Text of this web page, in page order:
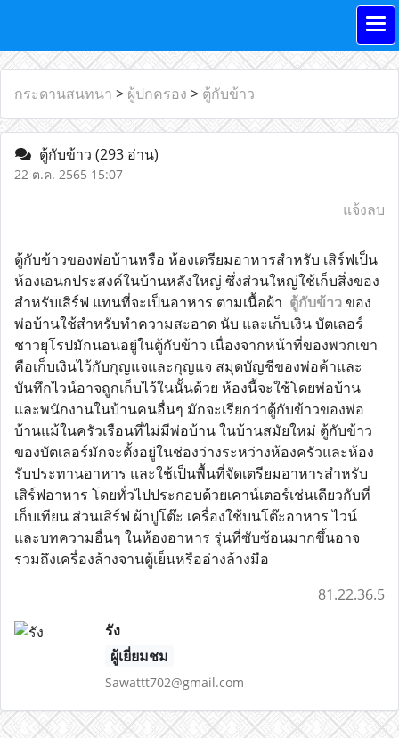
กระดานสนทนา > ผู้ปกครอง > ตู้กับข้าว
ตู้กับข้าว (293 อ่าน)
22 ต.ค. 2565 15:07
แจ้งลบ
ตู้กับข้าวของพ่อบ้านหรือ ห้องเตรียมอาหารสำหรับ เสิร์ฟเป็น
ห้องเอนกประสงค์ในบ้านหลังใหญ่ ซึ่งส่วนใหญ่ใช้เก็บสิ่งของ
สำหรับเสิร์ฟ แทนที่จะเป็นอาหาร ตามเนื้อผ้า ตู้กับข้าว ของ
พ่อบ้านใช้สำหรับทำความสะอาด นับ และเก็บเงิน บัตเลอร์
ชาวยุโรปมักนอนอยู่ในตู้กับข้าว เนื่องจากหน้าที่ของพวกเขา
คือเก็บเงินไว้กับกุญแจและกุญแจ สมุดบัญชีของพ่อค้าและ
บันทึกไวน์อาจถูกเก็บไว้ในนั้นด้วย ห้องนี้จะใช้โดยพ่อบ้าน
และพนักงานในบ้านคนอื่นๆ มักจะเรียกว่าตู้กับข้าวของพ่อ
บ้านแม้ในครัวเรือนที่ไม่มีพ่อบ้าน ในบ้านสมัยใหม่ ตู้กับข้าว
ของบัตเลอร์มักจะตั้งอยู่ในช่องว่างระหว่างห้องครัวและห้อง
รับประทานอาหาร และใช้เป็นพื้นที่จัดเตรียมอาหารสำหรับ
เสิร์ฟอาหาร โดยทั่วไปประกอบด้วยเคาน์เตอร์เช่นเดียวกับที่
เก็บเทียน ส่วนเสิร์ฟ ผ้าปูโต๊ะ เครื่องใช้บนโต๊ะอาหาร ไวน์
และบทความอื่นๆ ในห้องอาหาร รุ่นที่ซับซ้อนมากขึ้นอาจ
รวมถึงเครื่องล้างจานตู้เย็นหรืออ่างล้างมือ
81.22.36.5
รัง
ผู้เยี่ยมชม
Sawattt702@gmail.com